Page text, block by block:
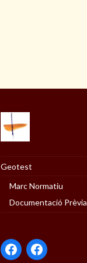
Geotest
Marc Normatiu
Documentació Prèvia